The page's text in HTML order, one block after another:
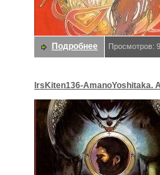
Подробнее Просмотров:
lrsKiten136-AmanoYoshitaka.
Yoshitaka